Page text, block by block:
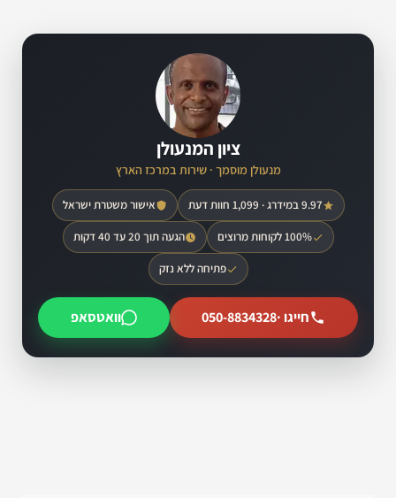
ציון המנעולן
מנעולן מוסמך · שירות במרכז הארץ
9.97 במידרג · 1,099 חוות דעת אישור משטרת ישראל
100% לקוחות מרוצים הגעה תוך 20 עד 40 דקות
פתיחה ללא נזק
חייגו ·050-8834328 וואטסאפ